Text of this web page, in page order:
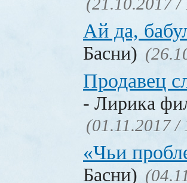
Ай да,
Басни)
Продавец
- Лирика
(01.11.2017 /
«Чьи
Басни)